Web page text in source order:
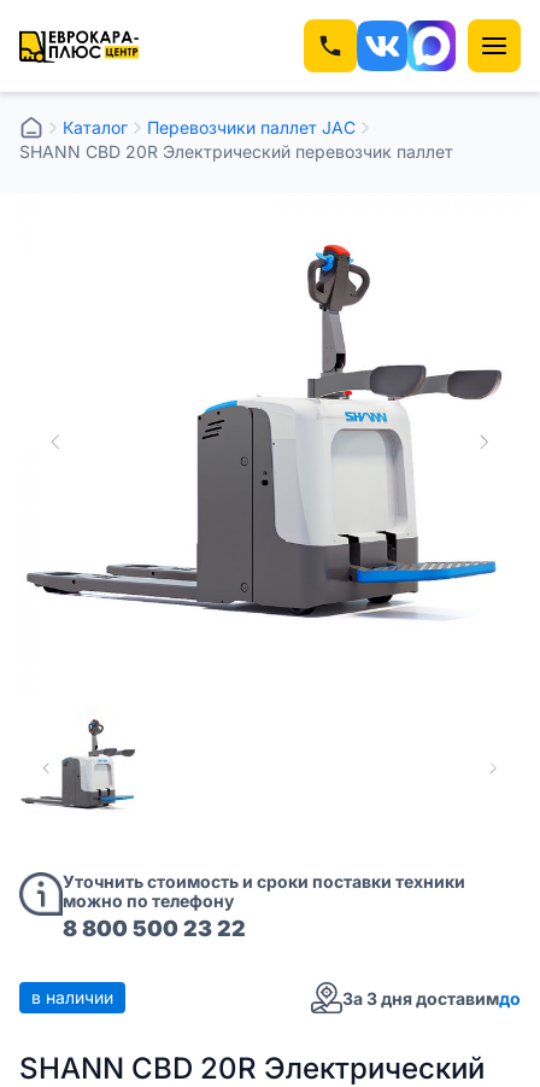
Каталог
Перевозчики паллет JAC
SHANN CBD 20R Электрический перевозчик паллет
Уточнить стоимость и сроки поставки техники
можно по телефону
8 800 500 23 22
в наличии За 3 дня доставимдо
SHANN CBD 20R Электрический